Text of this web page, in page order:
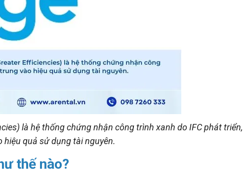
là hệ thống chứng nhận công trình xanh do IFC phát triển,
hiệu quả sử dụng tài nguyên.
thế nào?